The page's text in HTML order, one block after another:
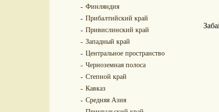
Финляндия
Прибалтийский край
Привислинский край
Западный край
Центральное пространство
Черноземная полоса
Степной край
Кавказ
Средняя Азия